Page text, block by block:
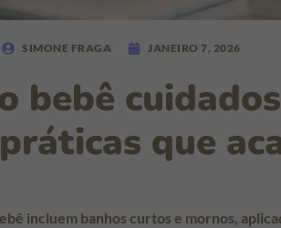
SIMONE FRAGA JANEIRO 7, 2026
bebê
que
incluem banhos curtos e mornos,